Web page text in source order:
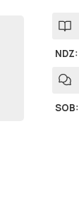
NDZ:
SOB: